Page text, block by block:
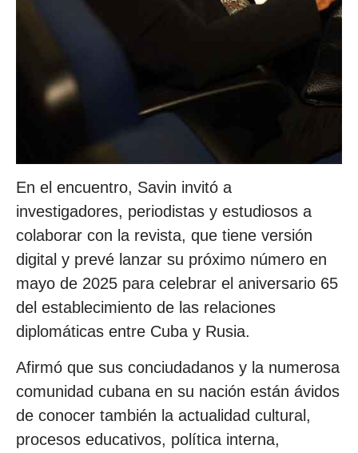
En el encuentro, Savin invitó a
investigadores, periodistas y estudiosos a
colaborar con la revista, que tiene versión
digital y prevé lanzar su próximo número en
mayo de 2025 para celebrar el aniversario 65
del establecimiento de las relaciones
diplomáticas entre Cuba y Rusia.
Afirmó que sus conciudadanos y la numerosa
comunidad cubana en su nación están ávidos
de conocer también la actualidad cultural,
procesos educativos, política interna,